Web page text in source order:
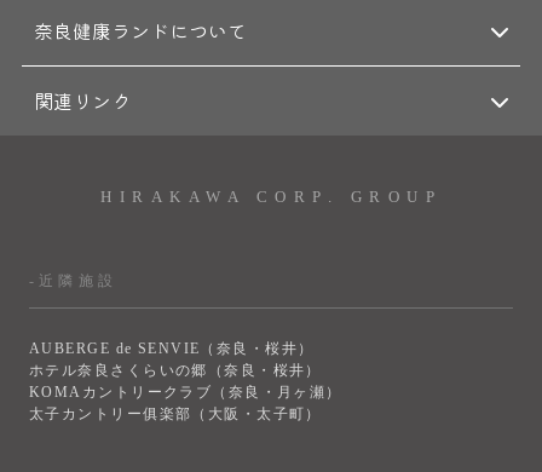
奈良健康ランドについて
関連リンク
HIRAKAWA CORP. GROUP
-近隣施設
AUBERGE de SENVIE（奈良・桜井）
ホテル奈良さくらいの郷（奈良・桜井）
KOMAカントリークラブ（奈良・月ヶ瀬）
太子カントリー俱楽部（大阪・太子町）